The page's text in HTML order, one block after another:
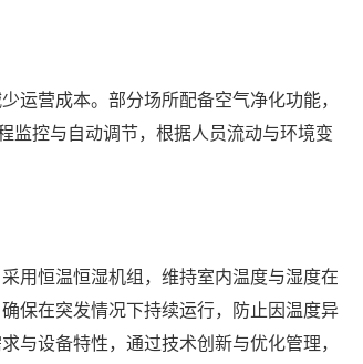
运营成本。部分场所配备空气净化功能，
监控与自动调节，根据人员流动与环境变
用恒温恒湿机组，维持室内温度与湿度在
保在突发情况下持续运行，防止因温度异
与设备特性，通过技术创新与优化管理，